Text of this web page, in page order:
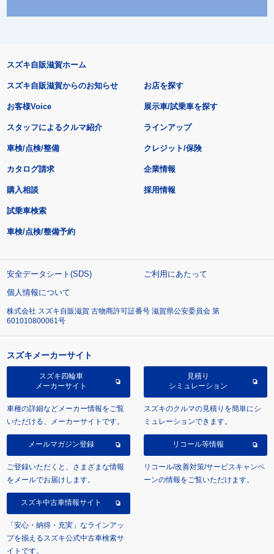
スズキ自販滋賀ホーム
スズキ自販滋賀からのお知らせ
お客様Voice
スタッフによるクルマ紹介
お店を探す
展示車/試乗車を探す
ラインアップ
車検/点検/整備 クレジット/保険
カタログ請求
購入相談
試乗車検索
車検/点検/整備予約
企業情報
採用情報
安全データシート(SDS)
ご利用にあたって
個人情報について
株式会社 スズキ自販滋賀 古物商許可証番号 滋賀県公安委員会 第
601010800061号
スズキメーカーサイト
スズキ四輪車
メーカーサイト
車種の詳細などメーカー情報をご覧
いただける、メーカーサイトです。
見積り
シミュレーション
スズキのクルマの見積りを簡単にシ
ミュレーションできます。
メールマガジン登録
ご登録いただくと、さまざまな情報
をメールでお届けします。
リコール等情報
リコール/改善対策/サービスキャンペ
ーンの情報をご覧いただけます。
スズキ中古車情報サイト
「安心・納得・充実」なラインアッ
プを揃えるスズキ公式中古車検索サ
イトです。